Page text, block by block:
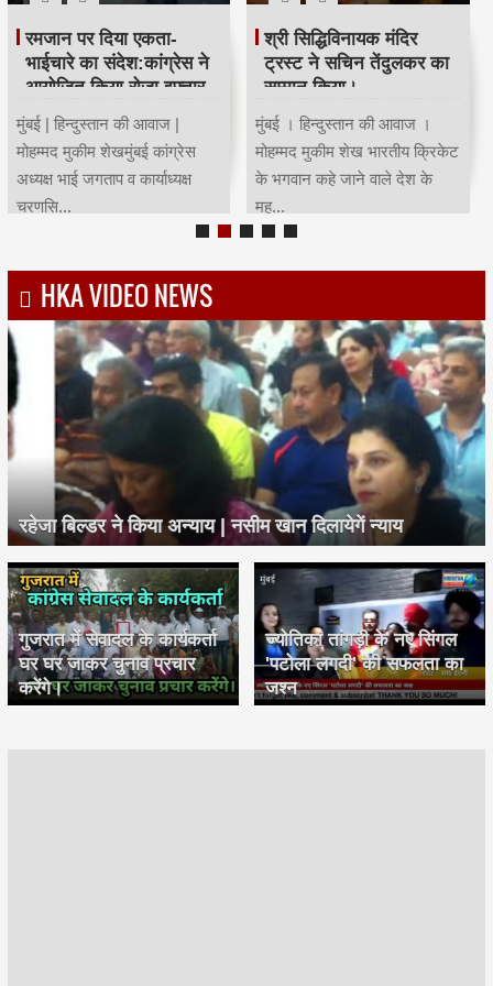
रमजान पर दिया एकता-
भाईचारे का संदेश:कांग्रेस ने
आयोजित किया रोजा इफ्तार
मुंबई | हिन्दुस्तान की आवाज |
मोहम्मद मुकीम शेखमुंबई कांग्रेस
अध्यक्ष भाई जगताप व कार्याध्यक्ष
चरणसि...
श्री सिद्धिविनायक मंदिर
ट्रस्ट ने सचिन तेंदुलकर का
सम्मान किया।
मुंबई । हिन्दुस्तान की आवाज ।
मोहम्मद मुकीम शेख भारतीय क्रिकेट
के भगवान कहे जाने वाले देश के
मह...
HKA VIDEO NEWS
रहेजा बिल्डर ने किया अन्याय | नसीम खान दिलायेगें न्याय
गुजरात में सेवादल के कार्यकर्ता
घर घर जाकर चुनाव प्रचार
करेंगे।
ज्योतिका तांगड़ी के नए सिंगल
'पटोला लगदी' की सफलता का
जश्न